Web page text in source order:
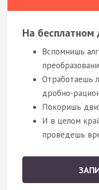
На
Вспомнишь
Отработаешь
дробно-
Покоришь
И в целом
проведешь